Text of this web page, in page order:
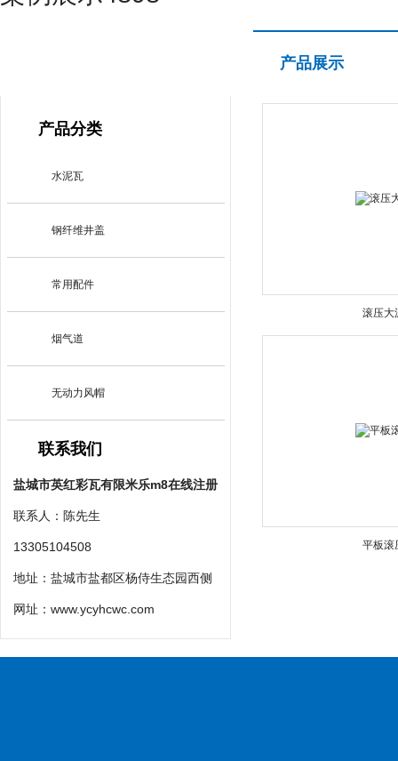
产品分类
水泥瓦
钢纤维井盖
常用配件
烟气道
无动力风帽
联系我们
盐城市英红彩瓦有限米乐m8在线注册
联系人：陈先生
13305104508
地址：盐城市盐都区杨侍生态园西侧
网址： www.ycyhcwc.com
产品展示
滚压大
平板滚